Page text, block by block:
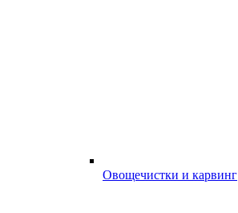
Овощечистки и карвинг